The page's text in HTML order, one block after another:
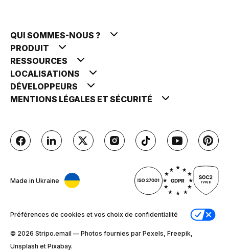
QUI SOMMES-NOUS ?
PRODUIT
RESSOURCES
LOCALISATIONS
DÉVELOPPEURS
MENTIONS LÉGALES ET SÉCURITÉ
Made in Ukraine
Préférences de cookies et vos choix de confidentialité
© 2026 Stripо.email — Photos fournies par Pexels, Freepik,
Unsplash et Pixabay.